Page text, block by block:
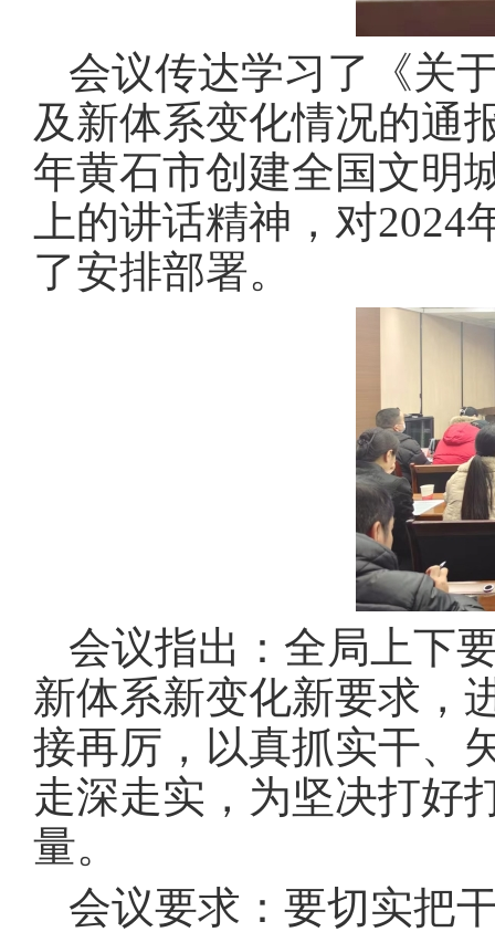
会议传达学习了《关
及新体系变化情况的通
年黄石市创建全国文明
上的讲话精神，对
了安排部署。
会议指出：全局上下
新体系新变化新要求，
接再厉，以真抓实干、
走深走实，为坚决打好
量。
会议要求：要切实把